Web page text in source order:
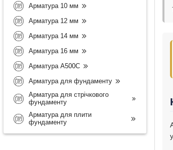
Арматура 10 мм
Арматура 12 мм
Арматура 14 мм
Арматура 16 мм
Арматура А500С
Арматура для фундаменту
Арматура для стрічкового
фундаменту
Арматура для плити
фундаменту